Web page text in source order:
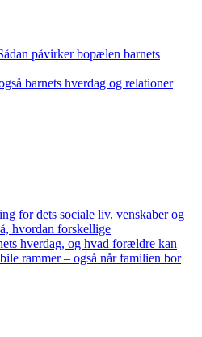
påvirker bopælen barnets
barnets hverdag og relationer
for dets sociale liv, venskaber og
hvordan forskellige
hverdag, og hvad forældre kan
rammer – også når familien bor